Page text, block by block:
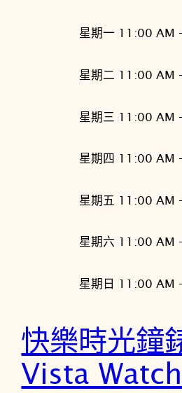
星期一 11:00 AM
星期二 11:00 AM
星期三 11:00 AM
星期四 11:00 AM
星期五 11:00 AM
星期六 11:00 AM
星期日 11:00 AM
快樂時光鐘
Vista